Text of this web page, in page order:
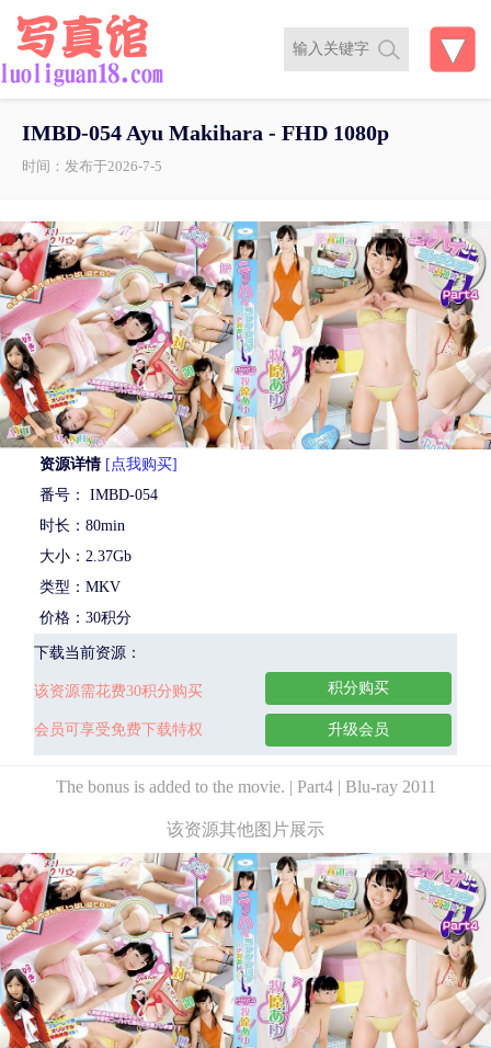
IMBD-054 Ayu Makihara - FHD 1080p
时间：发布于2026-7-5
资源详情 [点我购买]
番号： IMBD-054
时长：80min
大小：2.37Gb
类型：MKV
价格：30积分
下载当前资源：
该资源需花费30积分购买
会员可享受免费下载特权
积分购买
升级会员
The bonus is added to the movie. | Part4 | Blu-ray 2011
该资源其他图片展示